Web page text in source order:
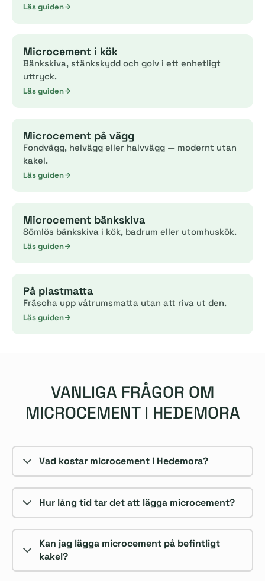
Läs guiden
Microcement i kök
Bänkskiva, stänkskydd och golv i ett enhetligt
uttryck.
Läs guiden
Microcement på vägg
Fondvägg, helvägg eller halvvägg — modernt utan
kakel.
Läs guiden
Microcement bänkskiva
Sömlös bänkskiva i kök, badrum eller utomhuskök.
Läs guiden
På plastmatta
Fräscha upp våtrumsmatta utan att riva ut den.
Läs guiden
VANLIGA FRÅGOR OM
MICROCEMENT I HEDEMORA
Vad kostar microcement i Hedemora?
Hur lång tid tar det att lägga microcement?
Kan jag lägga microcement på befintligt
kakel?